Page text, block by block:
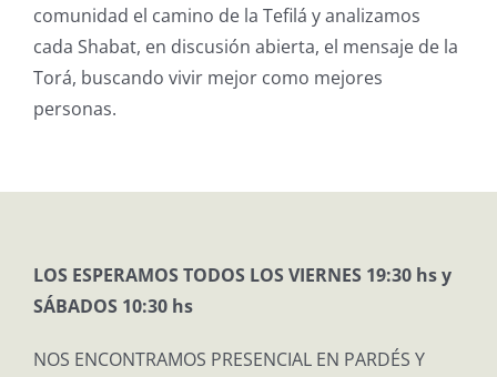
comunidad el camino de la Tefilá y analizamos
cada Shabat, en discusión abierta, el mensaje de la
Torá, buscando vivir mejor como mejores
personas.
LOS ESPERAMOS TODOS LOS VIERNES 19:30 hs y
SÁBADOS 10:30 hs
NOS ENCONTRAMOS PRESENCIAL EN PARDÉS Y